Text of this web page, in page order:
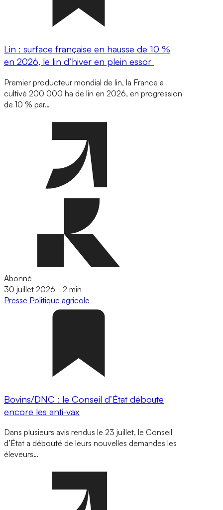
Lin : surface française en hausse de 10 %
en 2026, le lin d’hiver en plein essor
Premier producteur mondial de lin, la France a
cultivé 200 000 ha de lin en 2026, en progression
de 10 % par…
Abonné
30 juillet 2026 - 2 min
Presse Politique agricole
Bovins/DNC : le Conseil d’État déboute
encore les anti-vax
Dans plusieurs avis rendus le 23 juillet, le Conseil
d’État a débouté de leurs nouvelles demandes les
éleveurs…